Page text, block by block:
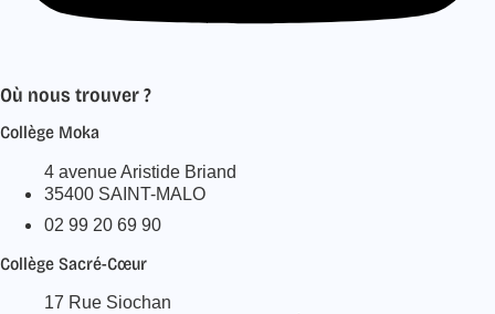
Où nous trouver ?
Collège Moka
4 avenue Aristide Briand
35400 SAINT-MALO
02 99 20 69 90
Collège Sacré-Cœur
17 Rue Siochan